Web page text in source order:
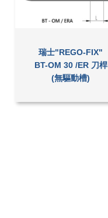
瑞士"REGO-FIX"
BT-OM 30 /ER 刀桿
(無驅動槽)